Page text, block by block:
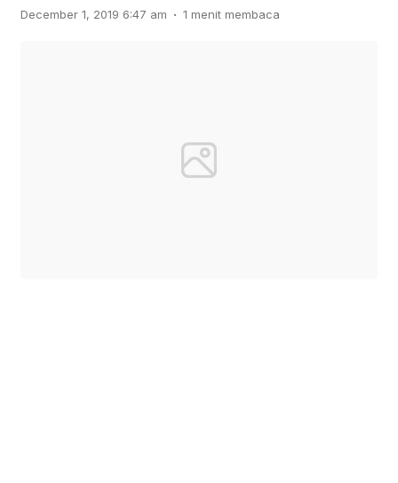
December 1, 2019 6:47 am . 1 menit membaca